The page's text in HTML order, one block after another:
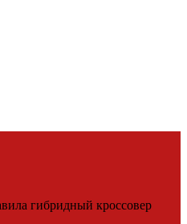
гибридный кроссовер